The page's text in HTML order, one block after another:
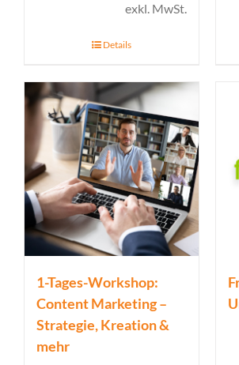
exkl. MwSt.
Details
1-Tages-Workshop:
Content Marketing –
Strategie, Kreation &
mehr